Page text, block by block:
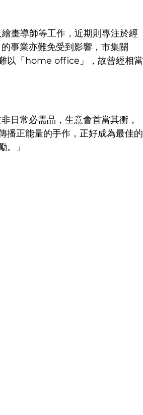
畫導師等工作，近期則專注於經
事業亦難免受到影響，市集關
以「home office」，故曾經相當
日常必需品，生意會首當其衝，
播正能量的手作，正好成為最佳的
。」